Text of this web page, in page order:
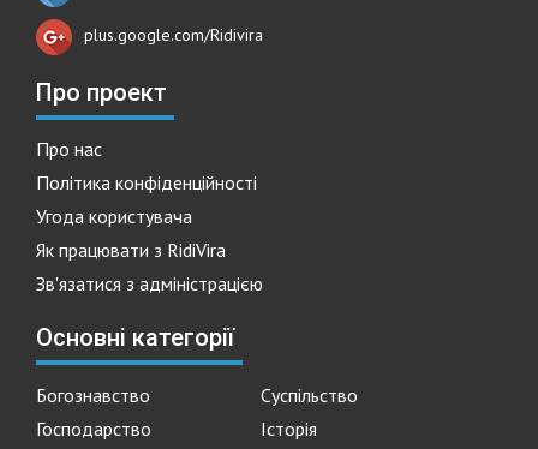
plus.google.com/Ridivira
Про проект
Про нас
Політика конфіденційності
Угода користувача
Як працювати з RidiVira
Зв'язатися з адміністрацією
Основні категорії
Богознавство
Суспільство
Господарство
Історія